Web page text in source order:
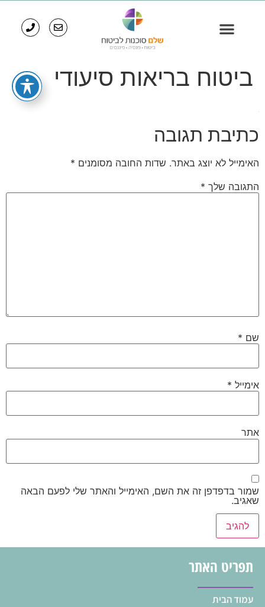
ביטוח בריאות סיעודי
כתיבת תגובה
האימייל לא יוצג באתר. שדות החובה מסומנים *
התגובה שלך *
שם *
אימייל *
אתר
שמור בדפדפן זה את השם, האימייל והאתר שלי לפעם הבאה
שאגיב.
תפריט האתר
עמוד הבית